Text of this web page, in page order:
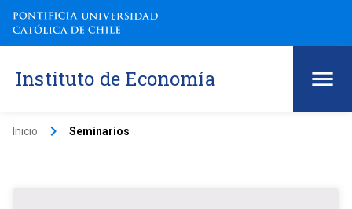
Instituto de Economía
Inicio keyboard_arrow_right Seminarios